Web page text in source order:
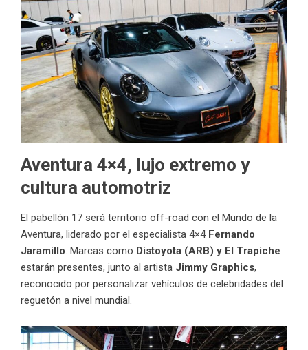
Aventura 4×4, lujo extremo y
cultura automotriz
El pabellón 17 será territorio off-road con el Mundo de la
Aventura, liderado por el especialista 4×4 Fernando
Jaramillo. Marcas como Distoyota (ARB) y El Trapiche
estarán presentes, junto al artista Jimmy Graphics,
reconocido por personalizar vehículos de celebridades del
reguetón a nivel mundial.